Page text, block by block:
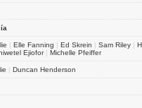
| Elle Fanning | Ed Skrein | Sam Riley |
Ejiofor| Michelle Pfeiffer
| Duncan Henderson